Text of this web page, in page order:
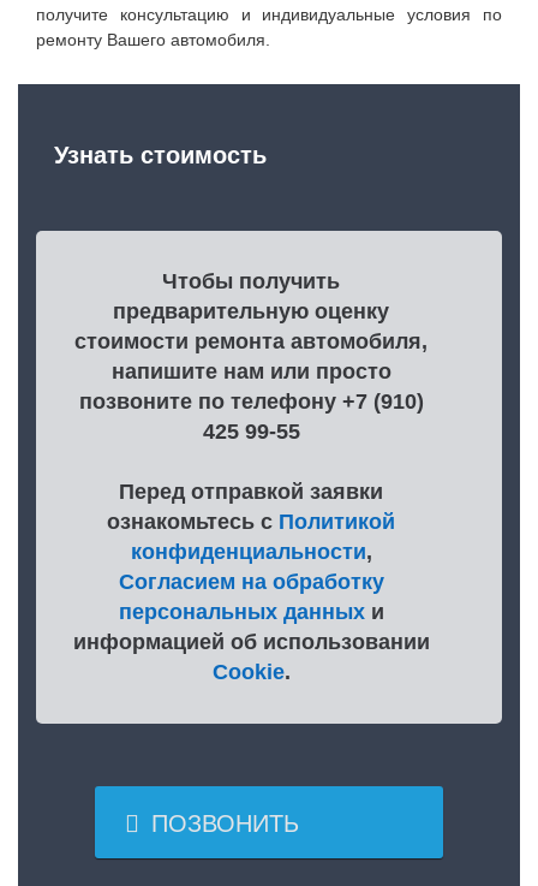
получите консультацию и индивидуальные условия по
ремонту Вашего автомобиля.
Узнать стоимость
Чтобы получить
предварительную оценку
стоимости ремонта автомобиля,
напишите нам или просто
позвоните по телефону +7 (910)
425 99-55
Перед отправкой заявки
ознакомьтесь с Политикой
конфиденциальности,
Согласием на обработку
персональных данныхи
информацией об использовании
Cookie.
 ПОЗВОНИТЬ